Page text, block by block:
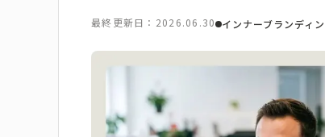
最終更新日：2026.06.30 インナーブランディ